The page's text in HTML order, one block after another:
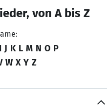
von A bis Z
I J K L M N O P
W X Y Z